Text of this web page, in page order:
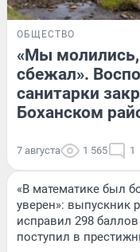
ОБЩЕСТВО
«Мы
сбежал».
санитарки
Боханском
7 августа 1 565 1
«В математике был
уверен»: выпускник
исправил 298
поступил в